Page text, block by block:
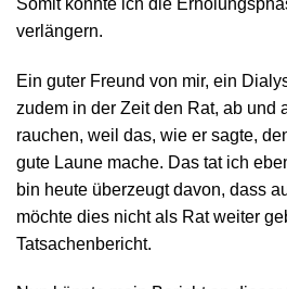
verlängern.
Ein guter Freund von mir, ein
zudem in der Zeit den Rat, ab und
rauchen, weil das, wie er sagte,
gute Laune mache. Das tat ich
bin heute überzeugt davon, dass
möchte dies nicht als Rat weiter
Tatsachenbericht.